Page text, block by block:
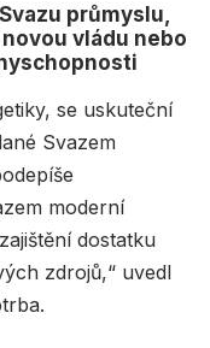
průmyslu,
vládu nebo
se uskuteční
Svazem
moderní
dostatku
zdrojů,“ uvedl